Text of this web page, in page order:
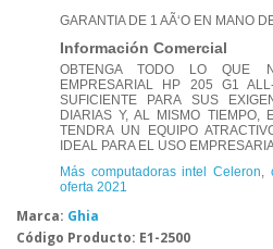
GARANTIA DE 1 AÃ‘O EN MANO
Información Comercial
OBTENGA TODO LO QUE
EMPRESARIAL HP 205 G1
SUFICIENTE PARA SUS
DIARIAS Y, AL MISMO TIEMPO,
TENDRA UN EQUIPO
IDEAL PARA EL USO
Más computadoras intel Celeron,
oferta 2021
Marca: Ghia
Código Producto: E1-2500